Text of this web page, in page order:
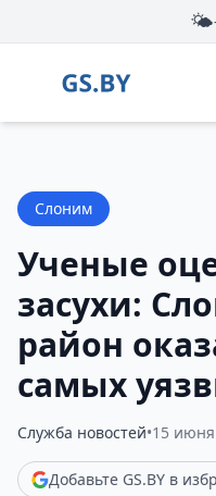
🌤️
Слоним
Ученые
засухи:
район
самых
Служба новостей•15 июня
Добавьте GS.BY в